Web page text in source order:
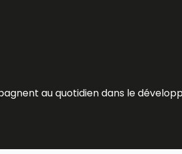
au quotidien dans le